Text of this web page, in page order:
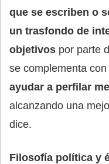
que se escriben o
un trasfondo de
objetivos por parte
se complementa
ayudar a perfilar
alcanzando una
dice.
Filosofía política y